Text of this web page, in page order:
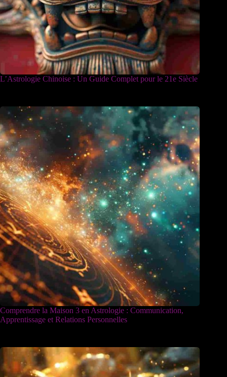
L’Astrologie Chinoise : Un Guide Complet pour le 21e Siècle
Comprendre la Maison 3 en Astrologie : Communication,
Apprentissage et Relations Personnelles